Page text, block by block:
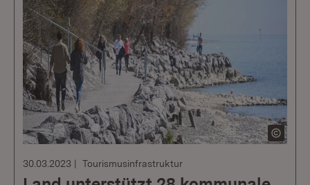
30.03.2023 Tourismusinfrastruktur